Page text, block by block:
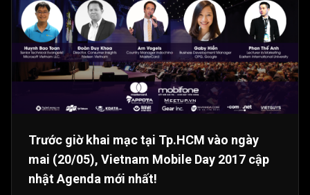
Trước giờ khai mạc tại Tp.HCM vào ngày
mai (20/05), Vietnam Mobile Day 2017 cập
nhật Agenda mới nhất!